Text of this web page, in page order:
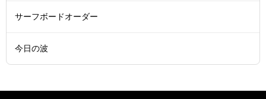
サーフボードオーダー
今日の波